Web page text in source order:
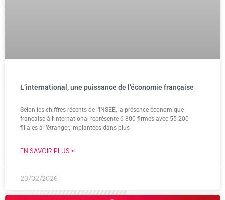
L’international, une puissance de l’économie française
Selon les chiffres récents de l‘INSEE, la présence économique
française à l’international représente 6 800 firmes avec 55 200
filiales à l’étranger, implantées dans plus
EN SAVOIR PLUS »
20/02/2026